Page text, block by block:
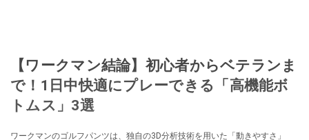
【ワークマン結論】初心者からベテランま
で！1日中快適にプレーできる「高機能ボ
トムス」3選
ワークマンのゴルフパンツは、独自の3D分析技術を用いた「動きやすさ」